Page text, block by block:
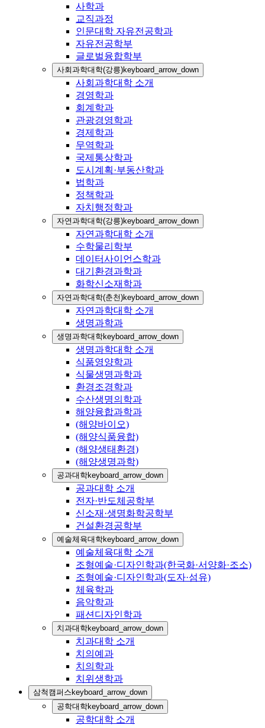
사학과
교직과정
인문대학 자유전공학과
자유전공학부
글로벌융합학부
사회과학대학(강릉)keyboard_arrow_down
사회과학대학 소개
경영학과
회계학과
관광경영학과
경제학과
무역학과
국제통상학과
도시계획·부동산학과
법학과
정책학과
자치행정학과
자연과학대학(강릉)keyboard_arrow_down
자연과학대학 소개
수학물리학부
데이터사이언스학과
대기환경과학과
화학신소재학과
자연과학대학(춘천)keyboard_arrow_down
자연과학대학 소개
생명과학과
생명과학대학keyboard_arrow_down
생명과학대학 소개
식품영양학과
식물생명과학과
환경조경학과
수산생명의학과
해양융합과학과
(해양바이오)
(해양식품융합)
(해양생태환경)
(해양생명과학)
공과대학keyboard_arrow_down
공과대학 소개
전자·반도체공학부
신소재·생명화학공학부
건설환경공학부
예술체육대학keyboard_arrow_down
예술체육대학 소개
조형예술·디자인학과(한국화·서양화·조소)
조형예술·디자인학과(도자·섬유)
체육학과
음악학과
패션디자인학과
치과대학keyboard_arrow_down
치과대학 소개
치의예과
치의학과
치위생학과
삼척캠퍼스keyboard_arrow_down
공학대학keyboard_arrow_down
공학대학 소개